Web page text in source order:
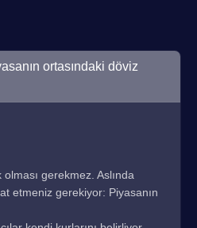
ortasındaki döviz
olması gerekmez. Aslında
etmeniz gerekiyor: Piyasanın